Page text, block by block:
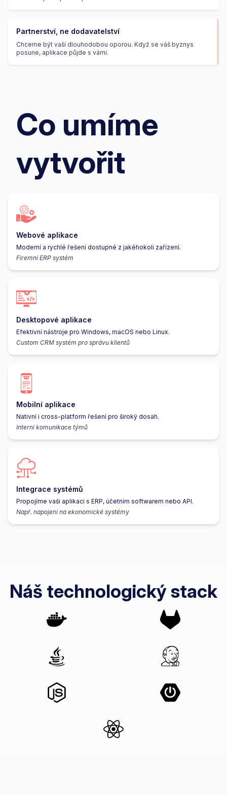
Partnerství, ne dodavatelství
Chceme být vaší dlouhodobou oporou. Když se váš byznys
posune, aplikace půjde s vámi.
Co umíme
vytvořit
Webové aplikace
Moderní a rychlé řešení dostupné z jakéhokoli zařízení.
Firemní ERP systém
Desktopové aplikace
Efektivní nástroje pro Windows, macOS nebo Linux.
Custom CRM systém pro správu klientů
Mobilní aplikace
Nativní i cross-platform řešení pro široký dosah.
Interní komunikace týmů
Integrace systémů
Propojíme vaši aplikaci s ERP, účetním softwarem nebo API.
Např. napojení na ekonomické systémy
Náš technologický stack